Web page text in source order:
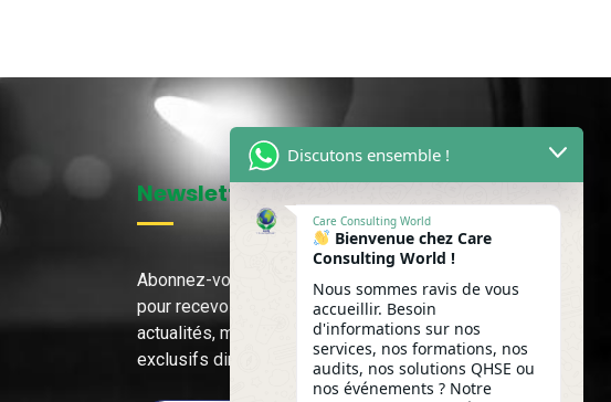
Newsletter
Abonnez-vous à notre newsletter
pour recevoir nos dernières
actualités, mises à jour et contenus
exclusifs directement.
Discutons ensemble !
Care Consulting World
Bienvenue chez Care
Consulting World !
Nous sommes ravis de vous
accueillir. Besoin
d'informations sur nos
services, nos formations, nos
audits, nos solutions QHSE ou
nos événements ? Notre